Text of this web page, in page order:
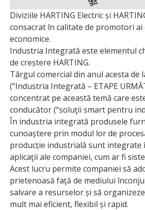
Diviziile HARTING Electric și
consacrat în calitate de promotori ai
economice.
Industria Integrată este elementul
de creștere HARTING.
Târgul comercial din anul acesta de
(“Industria Integrată – ETAPE
concentrat pe această temă care
conducător (“soluţii smart pentru
În industria integrată produsele
cunoaștere prin modul lor de
producție industrială sunt integrate
aplicaţii ale companiei, cum ar fi
Acest lucru permite companiei să
prietenoasă faţă de mediului
salvare a resurselor și să
mult mai eficient, flexibil și rapid.